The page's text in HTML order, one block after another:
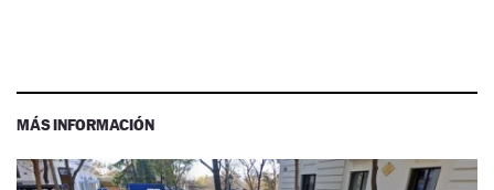
MÁS INFORMACIÓN